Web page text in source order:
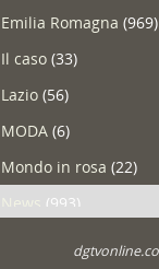
Emilia Romagna (969)
Il caso(33)
Lazio(56)
MODA(6)
Mondo in rosa (22)
(993)